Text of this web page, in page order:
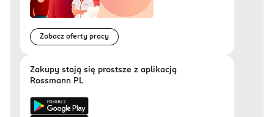
Zobacz oferty pracy
Zakupy stają się prostsze z aplikacją
Rossmann PL